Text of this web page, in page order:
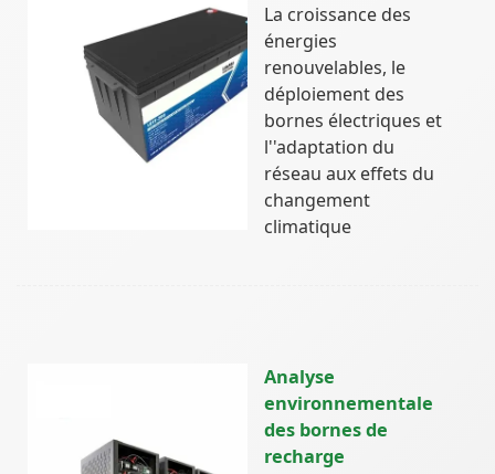
La croissance des
énergies
renouvelables, le
déploiement des
bornes électriques et
l''adaptation du
réseau aux effets du
changement
climatique
Analyse
environnementale
des bornes de
recharge